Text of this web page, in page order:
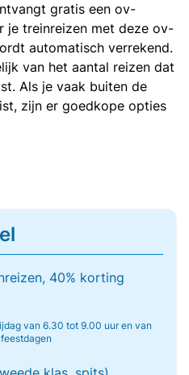
gratis een ov-
je treinreizen met deze ov-
automatisch verrekend.
van het aantal reizen dat
Als je vaak buiten de
zijn er goedkope opties
40% korting
van 6.30 tot 9.00 uur en van